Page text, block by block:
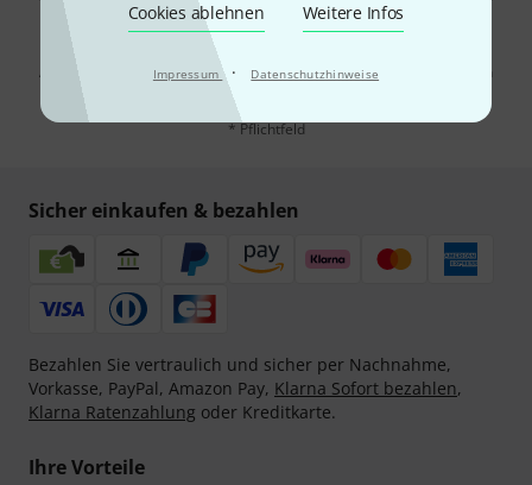
Cookies ablehnen Weitere Infos
Impressum · Datenschutzhinweise
Mit Klick auf „Jetzt anmelden“ stimmen Sie dem Erhalt von E-Mail-
Werbung und einer Messung des E-Mail-Nutzungsverhaltens zu. Die
Abmeldung ist jederzeit möglich. Weitere Informationen finden Sie in
Datenschutzhinweisen
* Pflichtfeld
Sicher einkaufen & bezahlen
Bezahlen Sie vertraulich und sicher per Nachnahme,
Vorkasse, PayPal, Amazon Pay, Klarna Sofort bezahlen,
Klarna Ratenzahlung oder Kreditkarte.
Ihre Vorteile